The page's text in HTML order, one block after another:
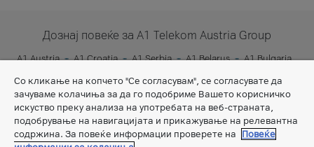
Дознај повеќе за A1 Telekom Austria Group
A1 Austria A1 Croatia A1 Serbia A1 Belarus
A1 Bulgaria
Со кликање на копчето "Се согласувам", се согласувате да
зачуваме колачиња за да го подобриме Вашето корисничко
искуство преку анализа на употребата на веб-страната,
подобрување на навигацијата и прикажување на релевантна
содржина. За повеќе информации проверете на
Повеќе